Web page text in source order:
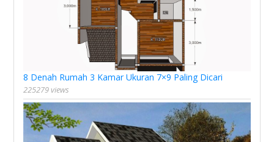
8 Denah Rumah 3 Kamar Ukuran 7×9 Paling Dicari
225279 views